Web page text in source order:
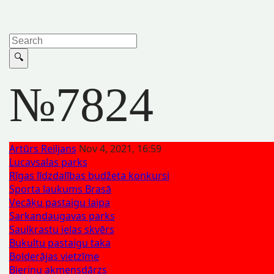
№7824
Artūrs Reiljans Nov 4, 2021, 16:59
Lucavsalas parks
Rīgas līdzdalības budžeta konkursi
Sporta laukums Brasā
Vecāķu pastaigu laipa
Sarkandaugavas parks
Saulkrastu ielas skvērs
Bukultu pastaigu taka
Bolderājas vietzīme
Bieriņu akmensdārzs